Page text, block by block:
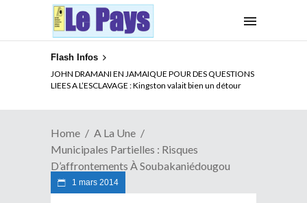
Flash Infos
JOHN DRAMANI EN JAMAIQUE POUR DES QUESTIONS
LIEES A L’ESCLAVAGE : Kingston valait bien un détour
ELECTION DE TALON A LA TETE DU SENAT BENINOIS :
Quand Patrice quitte le pouvoir sans partir !
Home
A La Une
Municipales Partielles : Risques
D’affrontements À Soubakaniédougou
1 mars 2014